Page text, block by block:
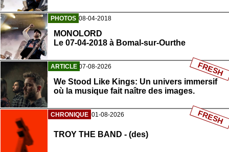
PHOTOS 08-04-2018
MONOLORD
Le 07-04-2018 à Bomal-sur-Ourthe
ARTICLE 07-08-2026
We Stood Like Kings: Un univers immersif
où la musique fait naître des images.
FRESH
CHRONIQUE 01-08-2026
TROY THE BAND - (des)
FRESH